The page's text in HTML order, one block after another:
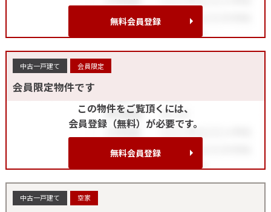
無料会員登録
中古一戸建て 会員限定
会員限定物件です
この物件をご覧頂くには、
会員登録（無料）が必要です。
無料会員登録
中古一戸建て 空家